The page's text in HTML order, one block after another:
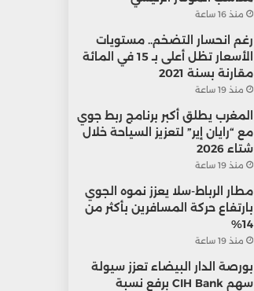
منذ 16 ساعة
رغم انحسار التضخم.. مستويات
الأسعار تظل أعلى بـ 15 في المائة
مقارنة بسنة 2021
منذ 19 ساعة
المغرب يطلق أكبر برنامج ربط جوي
مع “رايان إير” لتعزيز السياحة خلال
شتاء 2026
منذ 19 ساعة
مطار الرباط-سلا يعزز نموه الجوي
بارتفاع حركة المسافرين بأكثر من
14%
منذ 19 ساعة
بورصة الدار البيضاء تعزز سيولة
سهم CIH Bank برفع نسبة